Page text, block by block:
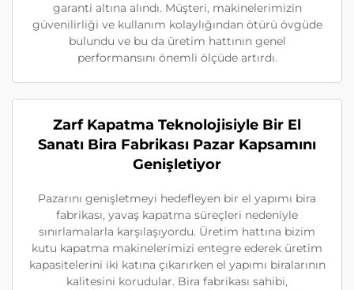
garanti altına alındı. Müşteri, makinelerimizin
güvenilirliği ve kullanım kolaylığından ötürü övgüde
bulundu ve bu da üretim hattının genel
performansını önemli ölçüde artırdı.
Zarf Kapatma Teknolojisiyle Bir El
Sanatı Bira Fabrikası Pazar Kapsamını
Genişletiyor
Pazarını genişletmeyi hedefleyen bir el yapımı bira
fabrikası, yavaş kapatma süreçleri nedeniyle
sınırlamalarla karşılaşıyordu. Üretim hattına bizim
kutu kapatma makinelerimizi entegre ederek üretim
kapasitelerini iki katına çıkarırken el yapımı biralarının
kalitesini korudular. Bira fabrikası sahibi,